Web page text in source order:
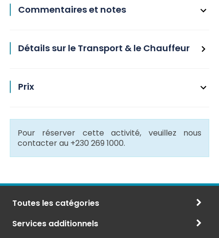
Commentaires et notes
Détails sur le Transport & le Chauffeur
Prix
Pour réserver cette activité, veuillez nous
contacter au +230 269 1000.
Toutes les catégories
Services additionnels